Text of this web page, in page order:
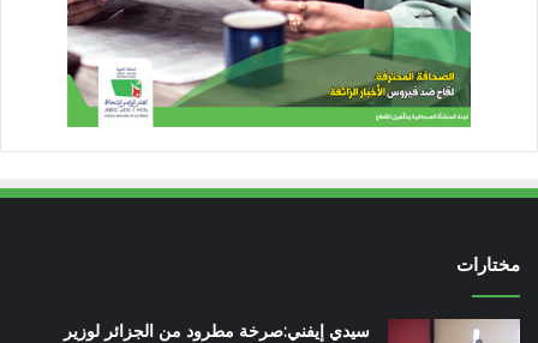
مختارات
سيدي إيفني:صرخة مطرود من الجزائر لوزير